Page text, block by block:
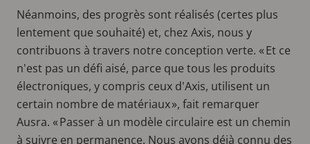
Néanmoins, des progrès sont réalisés (certes plus
lentement que souhaité) et, chez Axis, nous y
contribuons à travers notre conception verte. « Et ce
n'est pas un défi aisé, parce que tous les produits
électroniques, y compris ceux d'Axis, utilisent un
certain nombre de matériaux », fait remarquer
Ausra. « Passer à un modèle circulaire est un chemin
à suivre en permanence. Nous avons déjà connu des